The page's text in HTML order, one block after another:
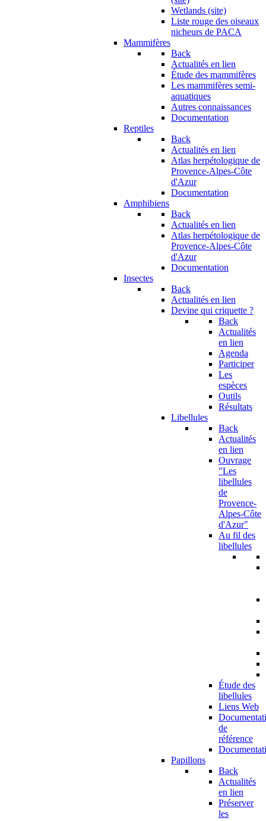
Wetlands (site)
Liste rouge des oiseaux
nicheurs de PACA
Mammifères
Back
Actualités en lien
Étude des mammifères
Les mammifères semi-
aquatiques
Autres connaissances
Documentation
Reptiles
Back
Actualités en lien
Atlas herpétologique de
Provence-Alpes-Côte
d'Azur
Documentation
Amphibiens
Back
Actualités en lien
Atlas herpétologique de
Provence-Alpes-Côte
d'Azur
Documentation
Insectes
Back
Actualités en lien
Devine qui criquette ?
Back
Actualités
en lien
Agenda
Participer
Les
espèces
Outils
Résultats
Libellules
Back
Actualités
en lien
Ouvrage
"Les
libellules
de
Provence-
Alpes-Côte
d'Azur"
Au fil des
libellules
Étude des
libellules
Liens Web
de
référence
Papillons
Back
Actualités
en lien
Préserver
les